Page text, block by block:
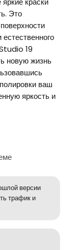
Это
19
новую жизнь
ваш
яркость и
версии
трафик и